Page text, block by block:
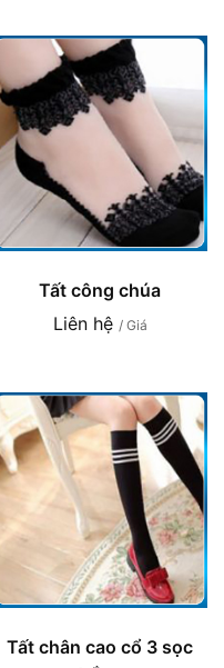
Tất công chúa
Liên hệ / Giá
Tất chân cao cổ 3 sọc